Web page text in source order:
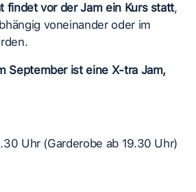
findet vor der Jam ein Kurs statt,
voneinander oder im
September ist eine X-tra Jam,
Uhr (Garderobe ab 19.30 Uhr)